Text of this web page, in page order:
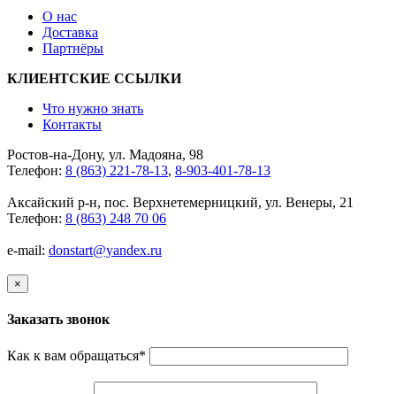
О нас
Доставка
Партнёры
КЛИЕНТСКИЕ ССЫЛКИ
Что нужно знать
Контакты
Ростов-на-Дону, ул. Мадояна, 98
Телефон: 8 (863) 221-78-13, 8-903-401-78-13
Аксайский р-н, пос. Верхнетемерницкий, ул. Венеры, 21
Телефон: 8 (863) 248 70 06
e-mail: donstart@yandex.ru
×
Заказать звонок
Как к вам обращаться*